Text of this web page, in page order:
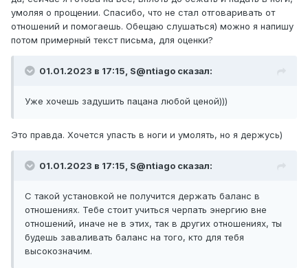
умоляя о прощении. Спасибо, что не стал отговаривать от
отношений и помогаешь. Обещаю слушаться) можно я напишу
потом примерный текст письма, для оценки?
01.01.2023 в 17:15, S@ntiago сказал:
Уже хочешь задушить пацана любой ценой)))
Это правда. Хочется упасть в ноги и умолять, но я держусь)
01.01.2023 в 17:15, S@ntiago сказал:
С такой установкой не получится держать баланс в
отношениях. Тебе стоит учиться черпать энергию вне
отношений, иначе не в этих, так в других отношениях, ты
будешь заваливать баланс на того, кто для тебя
высокозначим.